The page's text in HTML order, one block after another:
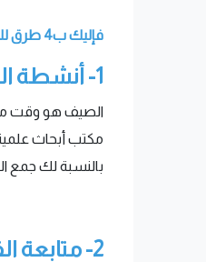
فإليك ب4 طرق للاستفادة القصوى من الصيف في الدراسات العليا:
1- أنشطة البحث
الصيف هو وقت
مكتب أبحاث
بالنسبة لك جمع
2- متابعة